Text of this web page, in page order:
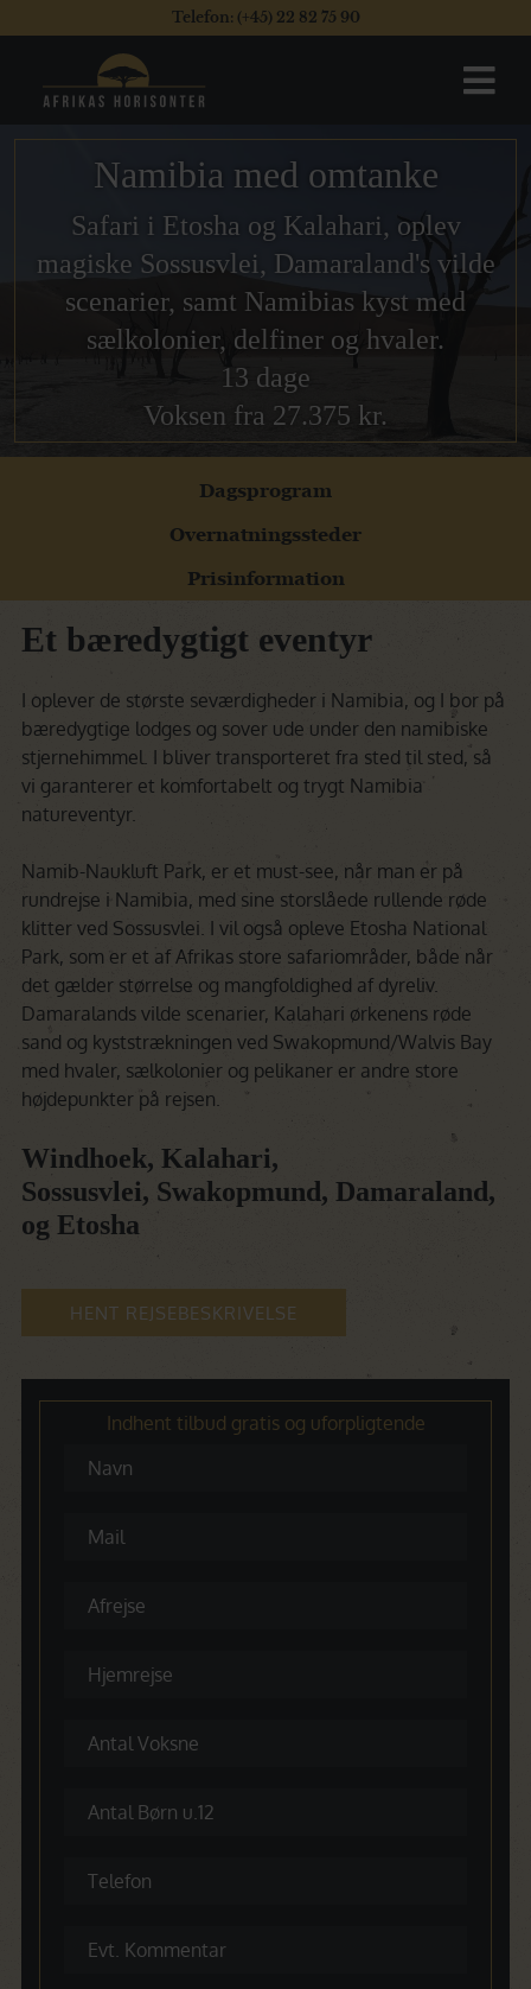
Telefon: (+45) 22 82 75 90
Namibia med omtanke
Safari i Etosha og Kalahari, oplev
magiske Sossusvlei, Damaraland's vilde
scenarier, samt Namibias kyst med
sælkolonier, delfiner og hvaler.
13 dage
Voksen fra 27.375 kr.
Dagsprogram
Overnatningssteder
Prisinformation
Et bæredygtigt eventyr
I oplever de største seværdigheder i Namibia, og I bor på
bæredygtige lodges og sover ude under den namibiske
stjernehimmel. I bliver transporteret fra sted til sted, så
vi garanterer et komfortabelt og trygt Namibia
natureventyr.
Namib-Naukluft Park, er et must-see, når man er på
rundrejse i Namibia, med sine storslåede rullende røde
klitter ved Sossusvlei. I vil også opleve Etosha National
Park, som er et af Afrikas store safariområder, både når
det gælder størrelse og mangfoldighed af dyreliv.
Damaralands vilde scenarier, Kalahari ørkenens røde
sand og kyststrækningen ved Swakopmund/Walvis Bay
med hvaler, sælkolonier og pelikaner er andre store
højdepunkter på rejsen.
Windhoek, Kalahari,
Sossusvlei, Swakopmund, Damaraland,
og Etosha
HENT REJSEBESKRIVELSE
Indhent tilbud gratis og uforpligtende